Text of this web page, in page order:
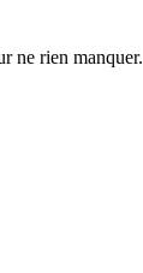
ne rien manquer.